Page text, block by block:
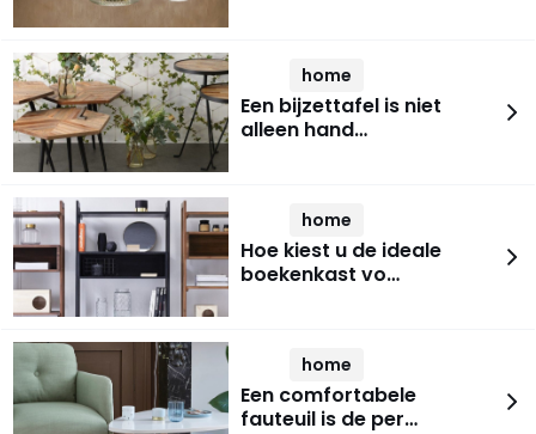
home
Een bijzettafel is niet
alleen hand…
home
Hoe kiest u de ideale
boekenkast vo…
home
Een comfortabele
fauteuil is de per…